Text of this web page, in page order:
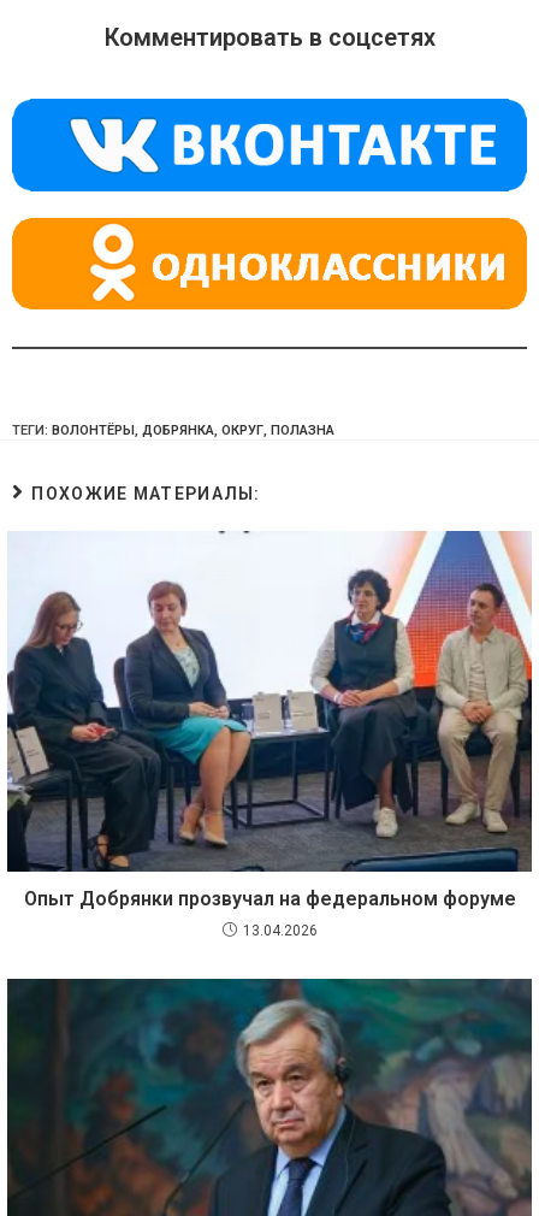
o
a
ss
ni
ki
gr
m
s
p
p
Комментировать в соцсетях
ТЕГИ: ВОЛОНТЁРЫ , ДОБРЯНКА, ОКРУГ, ПОЛАЗНА
ПОХОЖИЕ МАТЕРИАЛЫ:
Опыт Добрянки прозвучал на федеральном форуме
13.04.2026